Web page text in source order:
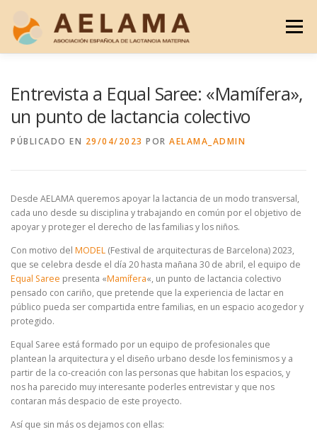
contenido
Menú
Entrevista a Equal Saree: «Mamífera»,
un punto de lactancia colectivo
PÚBLICADO EN 29/04/2023 POR AELAMA_ADMIN
Desde AELAMA queremos apoyar la lactancia de un modo transversal,
cada uno desde su disciplina y trabajando en común por el objetivo de
apoyar y proteger el derecho de las familias y los niños.
Con motivo del MODEL (Festival de arquitecturas de Barcelona) 2023,
que se celebra desde el día 20 hasta mañana 30 de abril, el equipo de
Equal Saree presenta «Mamífera«, un punto de lactancia colectivo
pensado con cariño, que pretende que la experiencia de lactar en
público pueda ser compartida entre familias, en un espacio acogedor y
protegido.
Equal Saree está formado por un equipo de profesionales que
plantean la arquitectura y el diseño urbano desde los feminismos y a
partir de la co-creación con las personas que habitan los espacios, y
nos ha parecido muy interesante poderles entrevistar y que nos
contaran más despacio de este proyecto.
Así que sin más os dejamos con ellas: